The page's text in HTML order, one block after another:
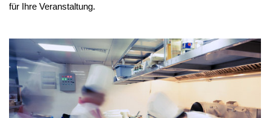
für Ihre Veranstaltung.